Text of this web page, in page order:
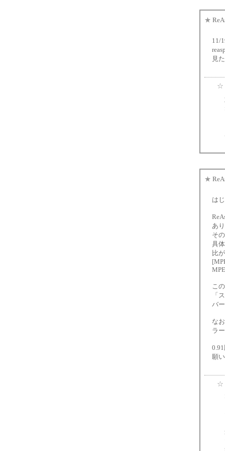
★
11/
見
☆
★
は
あ
そ
具
比
こ
「
バ
な
ラ
願
☆